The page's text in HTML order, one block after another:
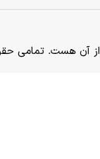
از آن هست. تمامی حقوق